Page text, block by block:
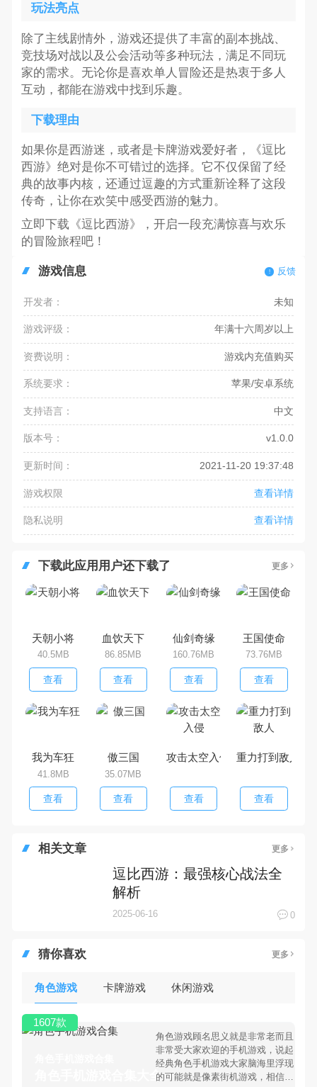
玩法亮点
除了主线剧情外，游戏还提供了丰富的副本挑战、
竞技场对战以及公会活动等多种玩法，满足不同玩
家的需求。无论你是喜欢单人冒险还是热衷于多人
互动，都能在游戏中找到乐趣。
下载理由
如果你是西游迷，或者是卡牌游戏爱好者，《逗比
西游》绝对是你不可错过的选择。它不仅保留了经
典的故事内核，还通过逗趣的方式重新诠释了这段
传奇，让你在欢笑中感受西游的魅力。
立即下载《逗比西游》，开启一段充满惊喜与欢乐
的冒险旅程吧！
游戏信息 反馈
开发者： 未知
游戏评级： 年满十六周岁以上
资费说明： 游戏内充值购买
系统要求： 苹果/安卓系统
支持语言： 中文
版本号： v1.0.0
更新时间： 2021-11-20 19:37:48
游戏权限 查看详情
隐私说明 查看详情
下载此应用用户还下载了 更多
天朝小将
40.5MB
查看
血饮天下
86.85MB
查看
仙剑奇缘
160.76MB
查看
王国使命
73.76MB
查看
我为车狂
41.8MB
查看
傲三国
35.07MB
查看
攻击太空入侵
查看
重力打到敌人
查看
相关文章 更多
逗比西游：最强核心战法全
解析
2025-06-16 0
猜你喜欢 更多
角色游戏 卡牌游戏 休闲游戏
角色手机游戏合集大全 >
角色游戏顾名思义就是非常老而且
非常受大家欢迎的手机游戏，说起
经典角色手机游戏大家脑海里浮现
的可能就是像素街机游戏，相信很
1607款